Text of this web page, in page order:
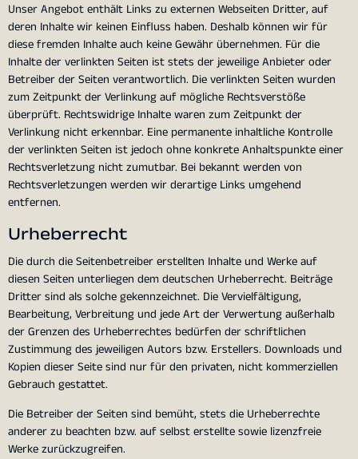
Unser Angebot enthält Links zu externen Webseiten Dritter, auf
deren Inhalte wir keinen Einfluss haben. Deshalb können wir für
diese fremden Inhalte auch keine Gewähr übernehmen. Für die
Inhalte der verlinkten Seiten ist stets der jeweilige Anbieter oder
Betreiber der Seiten verantwortlich. Die verlinkten Seiten wurden
zum Zeitpunkt der Verlinkung auf mögliche Rechtsverstöße
überprüft. Rechtswidrige Inhalte waren zum Zeitpunkt der
Verlinkung nicht erkennbar. Eine permanente inhaltliche Kontrolle
der verlinkten Seiten ist jedoch ohne konkrete Anhaltspunkte einer
Rechtsverletzung nicht zumutbar. Bei bekannt werden von
Rechtsverletzungen werden wir derartige Links umgehend
entfernen.
Urheberrecht
Die durch die Seitenbetreiber erstellten Inhalte und Werke auf
diesen Seiten unterliegen dem deutschen Urheberrecht. Beiträge
Dritter sind als solche gekennzeichnet. Die Vervielfältigung,
Bearbeitung, Verbreitung und jede Art der Verwertung außerhalb
der Grenzen des Urheberrechtes bedürfen der schriftlichen
Zustimmung des jeweiligen Autors bzw. Erstellers. Downloads und
Kopien dieser Seite sind nur für den privaten, nicht kommerziellen
Gebrauch gestattet.
Die Betreiber der Seiten sind bemüht, stets die Urheberrechte
anderer zu beachten bzw. auf selbst erstellte sowie lizenzfreie
Werke zurückzugreifen.